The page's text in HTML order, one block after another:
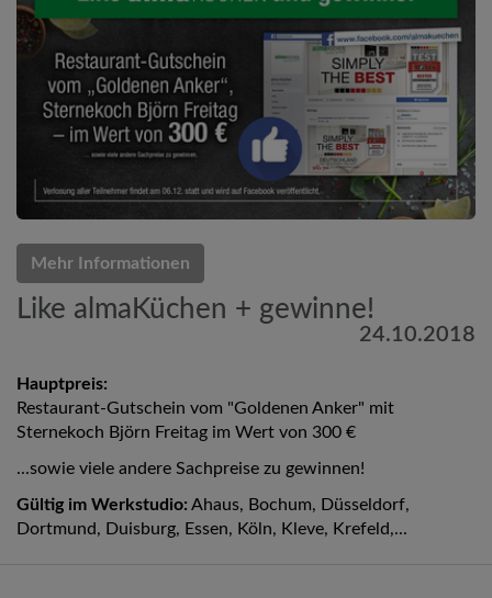
Mehr Informationen
Like almaKüchen + gewinne!
24.10.2018
Hauptpreis:
Restaurant-Gutschein vom "Goldenen Anker" mit
Sternekoch Björn Freitag im Wert von 300 €
...sowie viele andere Sachpreise zu gewinnen!
Gültig im Werkstudio: Ahaus, Bochum, Düsseldorf,
Dortmund, Duisburg, Essen, Köln, Kleve, Krefeld,...